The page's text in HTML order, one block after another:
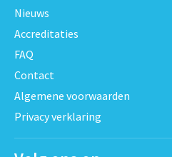
Nieuws
Accreditaties
FAQ
Contact
Algemene voorwaarden
Privacy verklaring